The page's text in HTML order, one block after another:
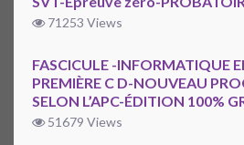
71253 Views
FASCICULE -INFORMATIQUE
PREMIÈRE C D-NOUVEAU
SELON L’APC-ÉDITION 100%
51679 Views